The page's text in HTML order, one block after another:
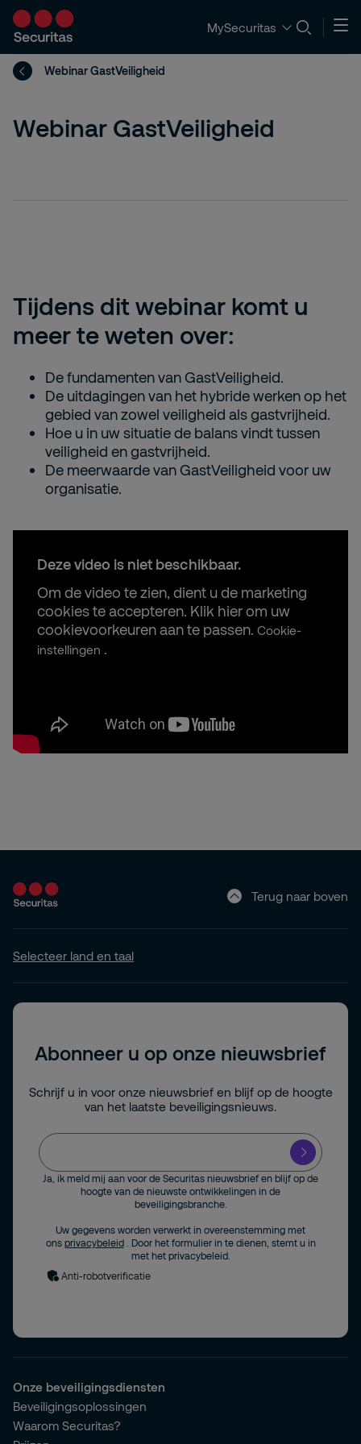
MySecuritas
Webinar GastVeiligheid
Webinar GastVeiligheid
Deze video is niet beschikbaar.
Om de video te zien, dient u de marketing
cookies te accepteren. Klik hier om uw
cookievoorkeuren aan te passen. Cookie-
instellingen .
Tijdens dit webinar komt u
meer te weten over:
De fundamenten van GastVeiligheid.
De uitdagingen van het hybride werken op het
gebied van zowel veiligheid als gastvrijheid.
Hoe u in uw situatie de balans vindt tussen
veiligheid en gastvrijheid.
De meerwaarde van GastVeiligheid voor uw
organisatie.
Terug naar boven
Selecteer land en taal
Abonneer u op onze nieuwsbrief
Schrijf u in voor onze nieuwsbrief en blijf op de hoogte
van het laatste beveiligingsnieuws.
Ja, ik meld mij aan voor de Securitas nieuwsbrief en blijf op de
hoogte van de nieuwste ontwikkelingen in de
beveiligingsbranche.
Uw gegevens worden verwerkt in overeenstemming met
ons privacybeleid
. Door het formulier in te dienen, stemt u in
met het privacybeleid.
Anti-robotverificatie
Onze beveiligingsdiensten
Beveiligingsoplossingen
Waarom Securitas?